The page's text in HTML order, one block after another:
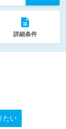
詳細条件
たい